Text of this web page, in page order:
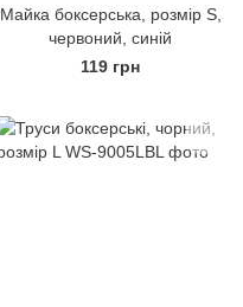
Майка боксерська, розмір S,
червоний, синій
119 грн